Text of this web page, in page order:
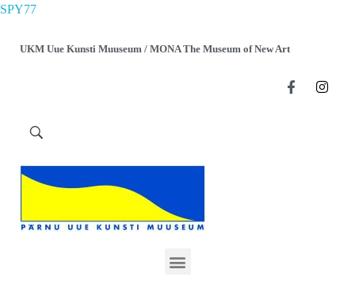
SPY77
UKM Uue Kunsti Muuseum / MONA The Museum of New Art